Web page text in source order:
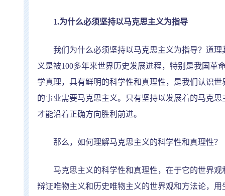
1.为什么必须坚持以马克思主义为指导
我们为什么必须坚持以马克思主义为指导？道理
义是被100多年来世界历史发展进程，特别是我国革
学真理，具有鲜明的科学性和真理性，是我们认识
的事业需要马克思主义。只有坚持以发展着的马克
才能沿着正确方向胜利前进。
那么，如何理解马克思主义的科学性和真理性？
马克思主义的科学性和真理性，在于它的世界观
辩证唯物主义和历史唯物主义的世界观和方法论，